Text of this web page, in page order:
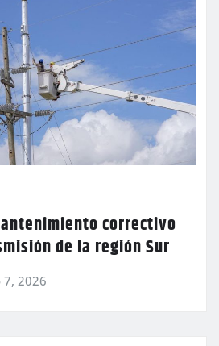
correctivo
de la región Sur
7, 2026